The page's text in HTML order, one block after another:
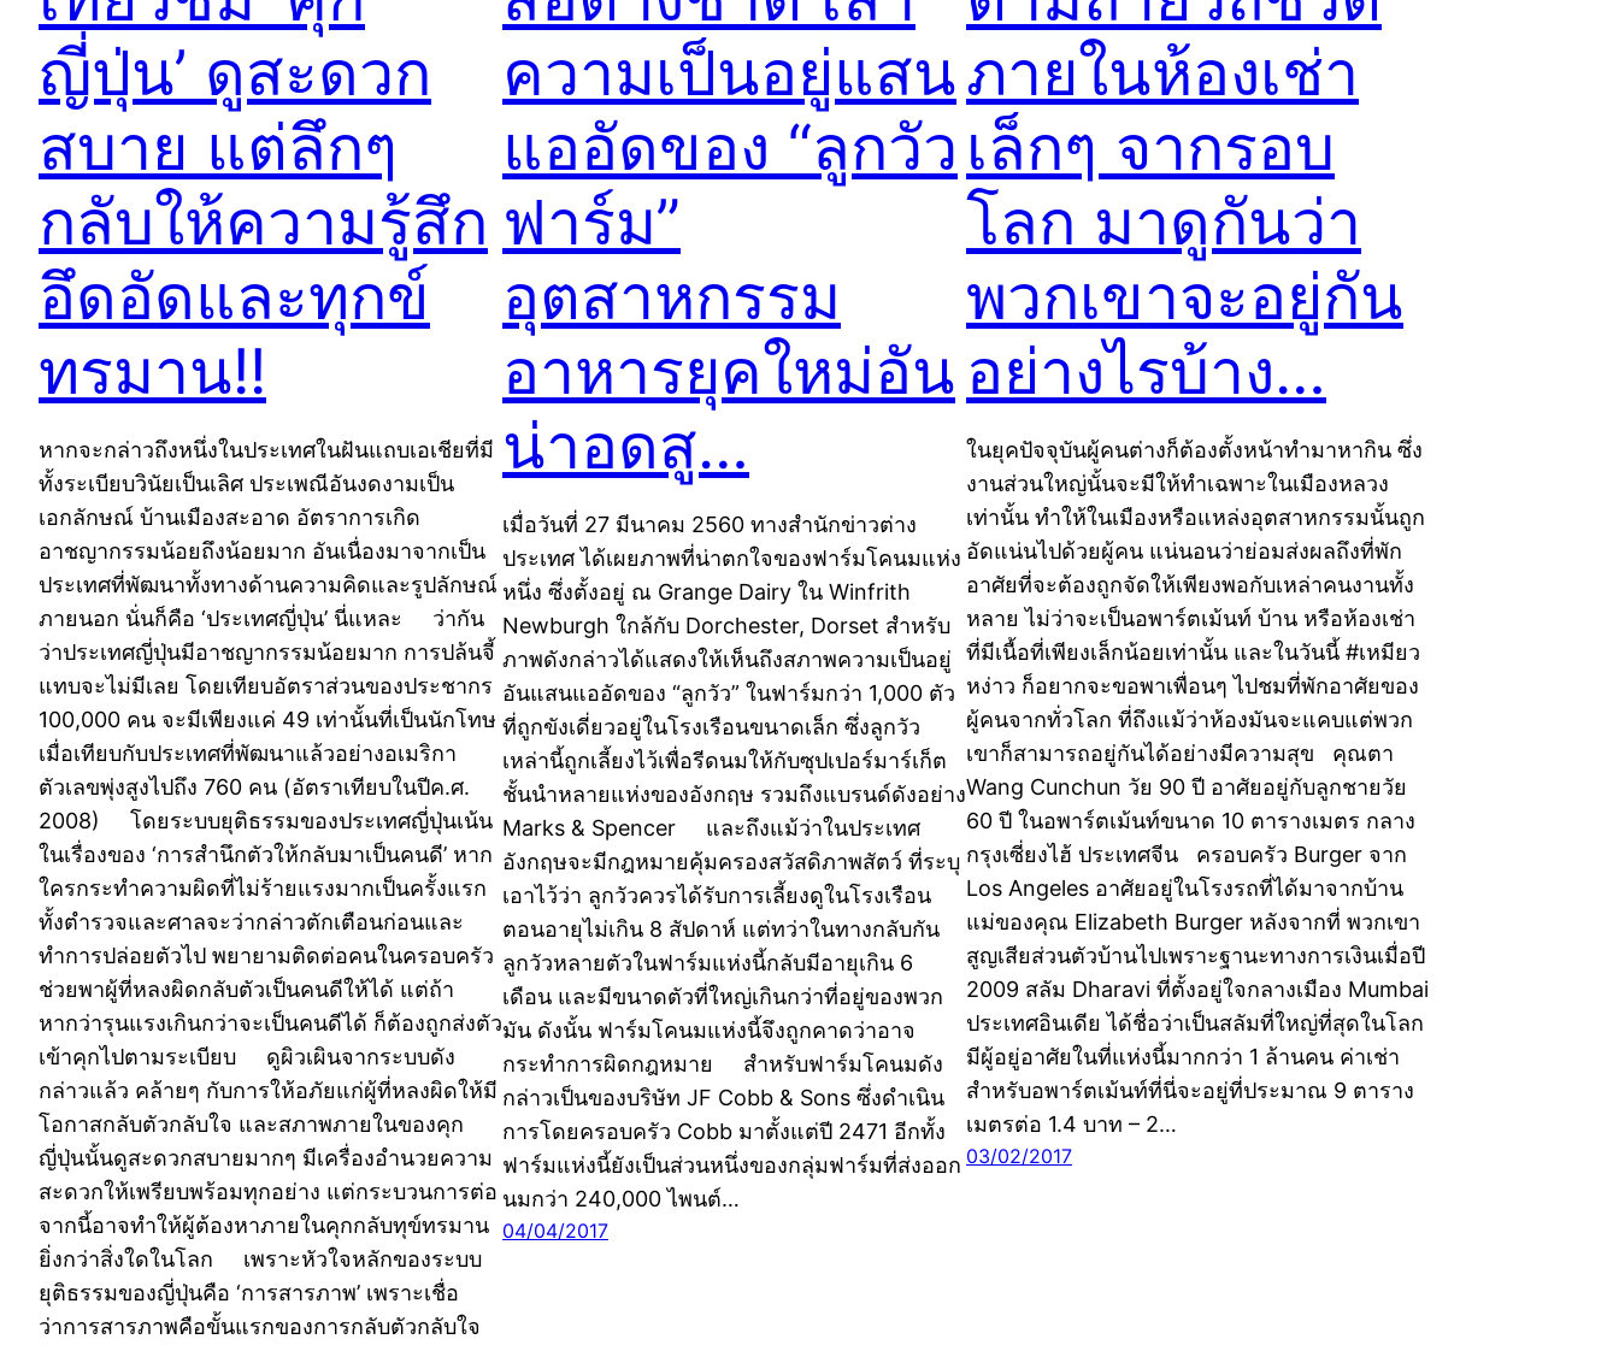
ญี่ปุ่น’ ดูสะดวก
สบาย แต่ลึกๆ
กลับให้ความรู้สึก
อึดอัดและทุกข์
ทรมาน!!
หากจะกล่าวถึงหนึ่งในประเทศในฝันแถบเอเชียที่มี
ทั้งระเบียบวินัยเป็นเลิศ ประเพณีอันงดงามเป็น
เอกลักษณ์ บ้านเมืองสะอาด อัตราการเกิด
อาชญากรรมน้อยถึงน้อยมาก อันเนื่องมาจากเป็น
ประเทศที่พัฒนาทั้งทางด้านความคิดและรูปลักษณ์
ภายนอก นั่นก็คือ ‘ประเทศญี่ปุ่น’ นี่แหละ ว่ากัน
ว่าประเทศญี่ปุ่นมีอาชญากรรมน้อยมาก การปล้นจี้
แทบจะไม่มีเลย โดยเทียบอัตราส่วนของประชากร
100,000 คน จะมีเพียงแค่ 49 เท่านั้นที่เป็นนักโทษ
เมื่อเทียบกับประเทศที่พัฒนาแล้วอย่างอเมริกา
ตัวเลขพุ่งสูงไปถึง 760 คน (อัตราเทียบในปีค.ศ.
2008) โดยระบบยุติธรรมของประเทศญี่ปุ่นเน้น
ในเรื่องของ ‘การสำนึกตัวให้กลับมาเป็นคนดี’ หาก
ใครกระทำความผิดที่ไม่ร้ายแรงมากเป็นครั้งแรก
ทั้งตำรวจและศาลจะว่ากล่าวตักเตือนก่อนและ
ทำการปล่อยตัวไป พยายามติดต่อคนในครอบครัว
ช่วยพาผู้ที่หลงผิดกลับตัวเป็นคนดีให้ได้ แต่ถ้า
หากว่ารุนแรงเกินกว่าจะเป็นคนดีได้ ก็ต้องถูกส่งตัว
เข้าคุกไปตามระเบียบ ดูผิวเผินจากระบบดัง
กล่าวแล้ว คล้ายๆ กับการให้อภัยแก่ผู้ที่หลงผิดให้มี
โอกาสกลับตัวกลับใจ และสภาพภายในของคุก
ญี่ปุ่นนั้นดูสะดวกสบายมากๆ มีเครื่องอำนวยความ
สะดวกให้เพรียบพร้อมทุกอย่าง แต่กระบวนการต่อ
จากนี้อาจทำให้ผู้ต้องหาภายในคุกกลับทุข์ทรมาน
ยิ่งกว่าสิ่งใดในโลก เพราะหัวใจหลักของระบบ
ยุติธรรมของญี่ปุ่นคือ ‘การสารภาพ’ เพราะเชื่อ
ว่าการสารภาพคือขั้นแรกของการกลับตัวกลับใจ
ความเป็นอยู่แสน
แออัดของ “ลูกวัว
ฟาร์ม”
อุตสาหกรรม
อาหารยุคใหม่อัน
น่าอดสู…
เมื่อวันที่ 27 มีนาคม 2560 ทางสำนักข่าวต่าง
ประเทศ ได้เผยภาพที่น่าตกใจของฟาร์มโคนมแห่ง
หนึ่ง ซึ่งตั้งอยู่ ณ Grange Dairy ใน Winfrith
Newburgh ใกล้กับ Dorchester, Dorset สำหรับ
ภาพดังกล่าวได้แสดงให้เห็นถึงสภาพความเป็นอยู่
อันแสนแออัดของ “ลูกวัว” ในฟาร์มกว่า 1,000 ตัว
ที่ถูกขังเดี่ยวอยู่ในโรงเรือนขนาดเล็ก ซึ่งลูกวัว
เหล่านี้ถูกเลี้ยงไว้เพื่อรีดนมให้กับซุปเปอร์มาร์เก็ต
ชั้นนำหลายแห่งของอังกฤษ รวมถึงแบรนด์ดังอย่าง
Marks & Spencer และถึงแม้ว่าในประเทศ
อังกฤษจะมีกฎหมายคุ้มครองสวัสดิภาพสัตว์ ที่ระบุ
เอาไว้ว่า ลูกวัวควรได้รับการเลี้ยงดูในโรงเรือน
ตอนอายุไม่เกิน 8 สัปดาห์ แต่ทว่าในทางกลับกัน
ลูกวัวหลายตัวในฟาร์มแห่งนี้กลับมีอายุเกิน 6
เดือน และมีขนาดตัวที่ใหญ่เกินกว่าที่อยู่ของพวก
มัน ดังนั้น ฟาร์มโคนมแห่งนี้จึงถูกคาดว่าอาจ
กระทำการผิดกฎหมาย สำหรับฟาร์มโคนมดัง
กล่าวเป็นของบริษัท JF Cobb & Sons ซึ่งดำเนิน
การโดยครอบครัว Cobb มาตั้งแต่ปี 2471 อีกทั้ง
ฟาร์มแห่งนี้ยังเป็นส่วนหนึ่งของกลุ่มฟาร์มที่ส่งออก
นมกว่า 240,000 ไพนต์…
04/04/2017
ภายในห้องเช่า
เล็กๆ จากรอบ
โลก มาดูกันว่า
พวกเขาจะอยู่กัน
อย่างไรบ้าง…
ในยุคปัจจุบันผู้คนต่างก็ต้องตั้งหน้าทำมาหากิน ซึ่ง
งานส่วนใหญ่นั้นจะมีให้ทำเฉพาะในเมืองหลวง
เท่านั้น ทำให้ในเมืองหรือแหล่งอุตสาหกรรมนั้นถูก
อัดแน่นไปด้วยผู้คน แน่นอนว่าย่อมส่งผลถึงที่พัก
อาศัยที่จะต้องถูกจัดให้เพียงพอกับเหล่าคนงานทั้ง
หลาย ไม่ว่าจะเป็นอพาร์ตเม้นท์ บ้าน หรือห้องเช่า
ที่มีเนื้อที่เพียงเล็กน้อยเท่านั้น และในวันนี้ #เหมียว
หง่าว ก็อยากจะขอพาเพื่อนๆ ไปชมที่พักอาศัยของ
ผู้คนจากทั่วโลก ที่ถึงแม้ว่าห้องมันจะแคบแต่พวก
เขาก็สามารถอยู่กันได้อย่างมีความสุข คุณตา
Wang Cunchun วัย 90 ปี อาศัยอยู่กับลูกชายวัย
60 ปี ในอพาร์ตเม้นท์ขนาด 10 ตารางเมตร กลาง
กรุงเซี่ยงไฮ้ ประเทศจีน ครอบครัว Burger จาก
Los Angeles อาศัยอยู่ในโรงรถที่ได้มาจากบ้าน
แม่ของคุณ Elizabeth Burger หลังจากที่ พวกเขา
สูญเสียส่วนตัวบ้านไปเพราะฐานะทางการเงินเมื่อปี
2009 สลัม Dharavi ที่ตั้งอยู่ใจกลางเมือง Mumbai
ประเทศอินเดีย ได้ชื่อว่าเป็นสลัมที่ใหญ่ที่สุดในโลก
มีผู้อยู่อาศัยในที่แห่งนี้มากกว่า 1 ล้านคน ค่าเช่า
สำหรับอพาร์ตเม้นท์ที่นี่จะอยู่ที่ประมาณ 9 ตาราง
เมตรต่อ 1.4 บาท – 2…
03/02/2017